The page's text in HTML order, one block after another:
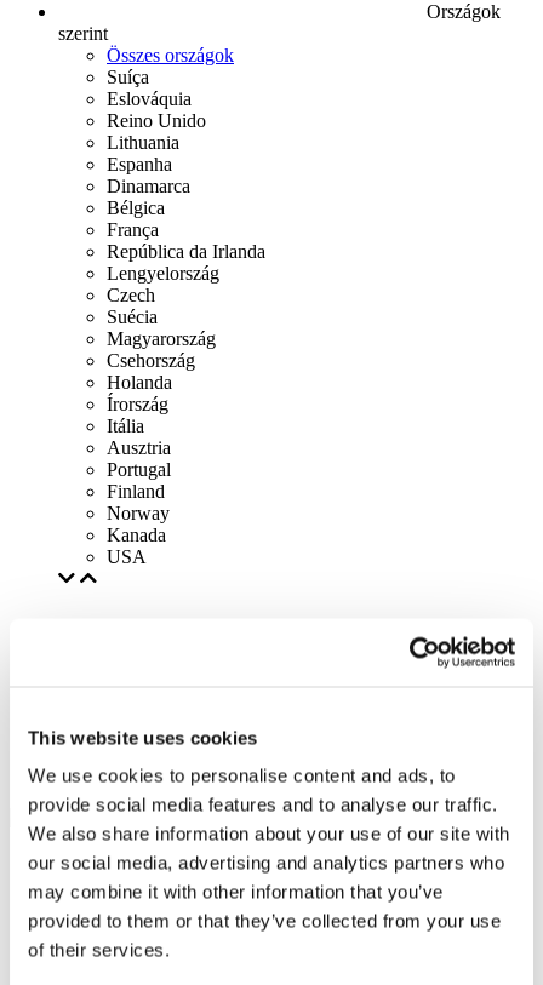
This website uses cookies
We use cookies to personalise content and ads, to
provide social media features and to analyse our traffic.
We also share information about your use of our site with
our social media, advertising and analytics partners who
may combine it with other information that you’ve
provided to them or that they’ve collected from your use
of their services.
Országok
szerint
Összes országok
Suíça
Eslováquia
Reino Unido
Lithuania
Espanha
Dinamarca
Bélgica
França
República da Irlanda
Lengyelország
Czech
Suécia
Magyarország
Csehország
Holanda
Írország
Itália
Ausztria
Portugal
Finland
Norway
Kanada
USA